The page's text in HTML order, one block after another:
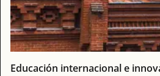
Educación internacional e